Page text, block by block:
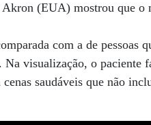
Akron (EUA) mostrou que o
com a de pessoas
Na visualização, o paciente
saudáveis que não